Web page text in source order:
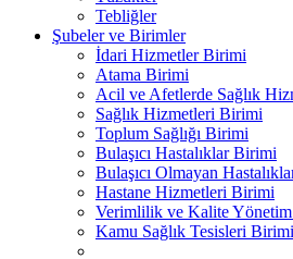
Tebliğler
Şubeler ve Birimler
İdari Hizmetler Birimi
Atama Birimi
Acil ve Afetlerde Sağlık
Sağlık Hizmetleri Birimi
Toplum Sağlığı Birimi
Bulaşıcı Hastalıklar Birimi
Bulaşıcı Olmayan
Hastane Hizmetleri Birimi
Verimlilik ve Kalite
Kamu Sağlık Tesisleri Birimi